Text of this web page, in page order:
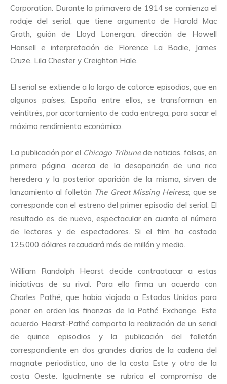
Corporation. Durante la primavera de 1914 se comienza el
rodaje del serial, que tiene argumento de Harold Mac
Grath, guión de Lloyd Lonergan, dirección de Howell
Hansell e interpretación de Florence La Badie, James
Cruze, Lila Chester y Creighton Hale.
El serial se extiende a lo largo de catorce episodios, que en
algunos países, España entre ellos, se transforman en
veintitrés, por acortamiento de cada entrega, para sacar el
máximo rendimiento económico.
La publicación por el Chicago Tribunede noticias, falsas, en
primera página, acerca de la desaparición de una rica
heredera y la posterior aparición de la misma, sirven de
lanzamiento al folletón The Great Missing Heiress, que se
corresponde con el estreno del primer episodio del serial. El
resultado es, de nuevo, espectacular en cuanto al número
de lectores y de espectadores. Si el film ha costado
125.000 dólares recaudará más de millón y medio.
William Randolph Hearst decide contraatacar a estas
iniciativas de su rival. Para ello firma un acuerdo con
Charles Pathé, que había viajado a Estados Unidos para
poner en orden las finanzas de la Pathé Exchange. Este
acuerdo Hearst-Pathé comporta la realización de un serial
de quince episodios y la publicación del folletón
correspondiente en dos grandes diarios de la cadena del
magnate periodístico, uno de la costa Este y otro de la
costa Oeste. Igualmente se rubrica el compromiso de